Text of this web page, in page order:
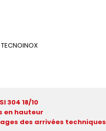
TECNOINOX
304 18/10
en hauteur
des arrivées techniques